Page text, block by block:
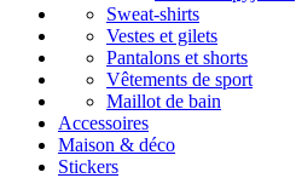
Sweat-shirts
Vestes et gilets
Pantalons et shorts
Vêtements de sport
Maillot de bain
Accessoires
Maison & déco
Stickers